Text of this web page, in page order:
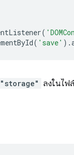
(
( 'save' ).
"storage" ลงในไฟล์